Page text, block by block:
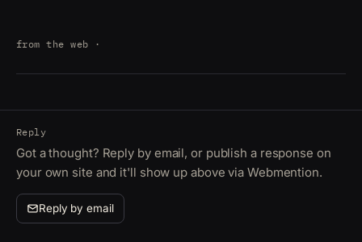
from the web ·
Reply
Got a thought? Reply by email, or publish a response on
your own site and it'll show up above via Webmention.
Reply by email